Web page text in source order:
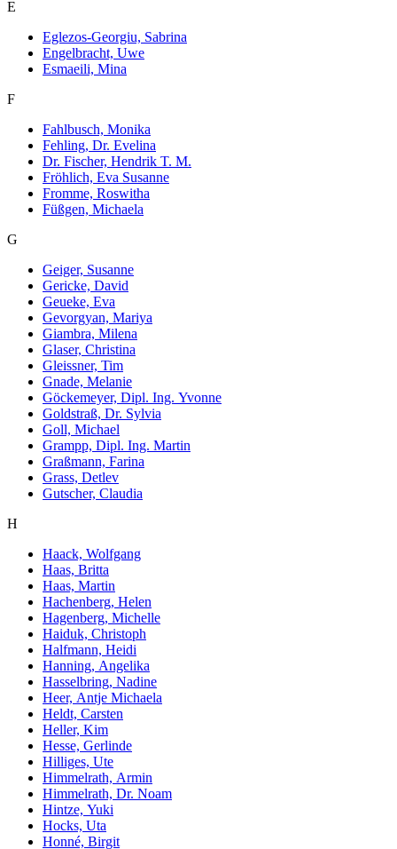
E
Eglezos-Georgiu, Sabrina
Engelbracht, Uwe
Esmaeili, Mina
F
Fahlbusch, Monika
Fehling, Dr. Evelina
Dr. Fischer, Hendrik T. M.
Fröhlich, Eva Susanne
Fromme, Roswitha
Füßgen, Michaela
G
Geiger, Susanne
Gericke, David
Geueke, Eva
Gevorgyan, Mariya
Giambra, Milena
Glaser, Christina
Gleissner, Tim
Gnade, Melanie
Göckemeyer, Dipl. Ing. Yvonne
Goldstraß, Dr. Sylvia
Goll, Michael
Grampp, Dipl. Ing. Martin
Graßmann, Farina
Grass, Detlev
Gutscher, Claudia
H
Haack, Wolfgang
Haas, Britta
Haas, Martin
Hachenberg, Helen
Hagenberg, Michelle
Haiduk, Christoph
Halfmann, Heidi
Hanning, Angelika
Hasselbring, Nadine
Heer, Antje Michaela
Heldt, Carsten
Heller, Kim
Hesse, Gerlinde
Hilliges, Ute
Himmelrath, Armin
Himmelrath, Dr. Noam
Hintze, Yuki
Hocks, Uta
Honné, Birgit